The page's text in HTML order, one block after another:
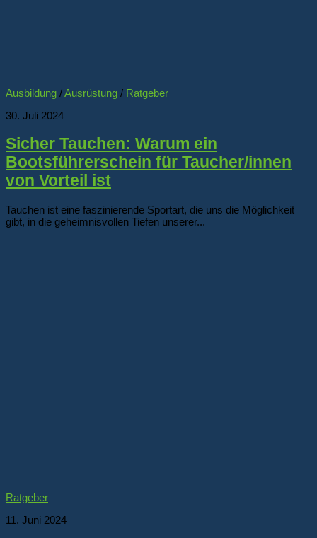
Ausbildung /Ausrüstung / Ratgeber
30. Juli 2024
Sicher Tauchen: Warum ein
Bootsführerschein für Taucher/innen
von Vorteil ist
Tauchen ist eine faszinierende Sportart, die uns die Möglichkeit
gibt, in die geheimnisvollen Tiefen unserer...
Ratgeber
11. Juni 2024